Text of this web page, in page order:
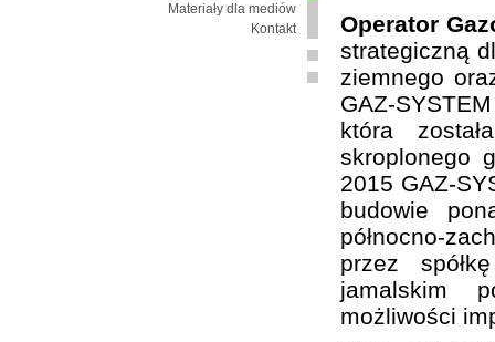
Materiały dla mediów
Kontakt
Operator
strategiczną
ziemnego
GAZ-
która
skroplonego
2015 GAZ-
budowie
północno-
przez
jamalskim
możliwości